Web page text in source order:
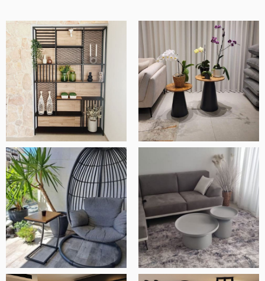
קיבלתי שירות יוצא מן הכלל לאורך כל הדרך!
השולחן הגיע בזמן שהובטח והוא מהמם!
לינה מרלין